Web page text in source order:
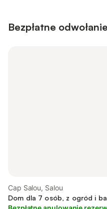
Bezpłatne
Cap Salou, Salou
Dom dla 7 osób, z ogród i